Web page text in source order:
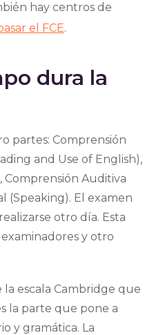
hay centros de
el FCE.
dura la
partes: Comprensión
and Use of English),
Comprensión Auditiva
(Speaking). El examen
otro día. Esta
y otro
la escala Cambridge que
la parte que pone a
y gramática. La